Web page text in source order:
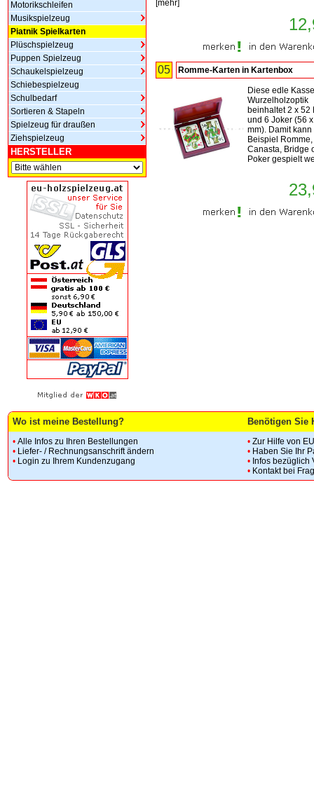
Motorikschleifen
Musikspielzeug
Piatnik Spielkarten
Plüschspielzeug
Puppen Spielzeug
Schaukelspielzeug
Schiebespielzeug
Schulbedarf
Sortieren & Stapeln
Spielzeug für draußen
Ziehspielzeug
HERSTELLER
[mehr]
05 Romme-Karten in Kartenbox
Diese edle
Wurzelholzoptik
beinhaltet 2 x 52
und 6 Joker (56
mm). Damit kann
Beispiel Romme,
Canasta, Bridge
Poker gespielt
Wo ist meine Bestellung? Benötigen Sie
• Alle Infos zu Ihren Bestellungen
• Liefer- / Rechnungsanschrift ändern
• Login zu Ihrem Kundenzugang
• Zur Hilfe von
• Haben Sie Ihr
• Infos bezüglich
• Kontakt bei